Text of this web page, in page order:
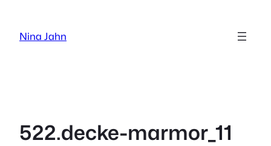
springen
Nina Jahn
522.decke-marmor_11